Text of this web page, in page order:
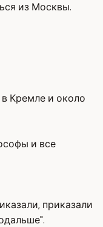
из Москвы.
Кремле и около
и все
приказали